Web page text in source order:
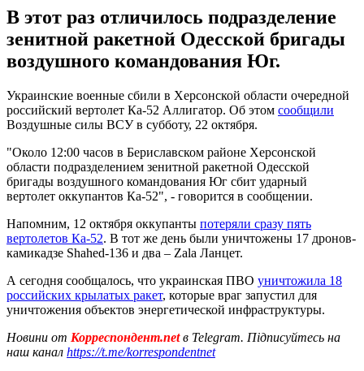
В этот раз отличилось подразделение
зенитной ракетной Одесской бригады
воздушного командования Юг.
Украинские военные сбили в Херсонской области очередной
российский вертолет Ка-52 Аллигатор. Об этом сообщили
Воздушные силы ВСУ в субботу, 22 октября.
"Около 12:00 часов в Бериславском районе Херсонской
области подразделением зенитной ракетной Одесской
бригады воздушного командования Юг сбит ударный
вертолет оккупантов Ка-52", - говорится в сообщении.
Напомним, 12 октября оккупанты потеряли сразу пять
вертолетов Ка-52. В тот же день были уничтожены 17 дронов-
камикадзе Shahed-136 и два – Zala Ланцет.
А сегодня сообщалось, что украинская ПВО уничтожила 18
российских крылатых ракет, которые враг запустил для
уничтожения объектов энергетической инфраструктуры.
Новини от Корреспондент.netв Telegram. Підписуйтесь на
наш канал https://t.me/korrespondentnet